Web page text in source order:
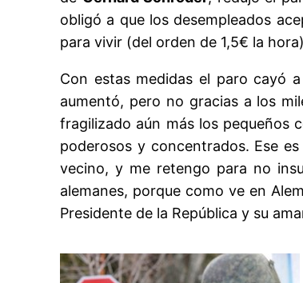
obligó a que los desempleados
para vivir (del orden de 1,5€ la
Con estas medidas el paro cayó
aumentó, pero no gracias a los
fragilizado aún más los pequeños
poderosos y concentrados. Ese
vecino, y me retengo para no
alemanes, porque como ve en
Presidente de la República y su